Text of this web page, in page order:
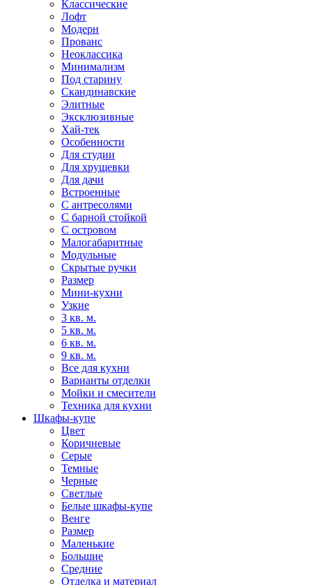
Классические
Лофт
Модерн
Прованс
Неоклассика
Минимализм
Под старину
Скандинавские
Элитные
Эксклюзивные
Хай-тек
Особенности
Для студии
Для хрущевки
Для дачи
Встроенные
С антресолями
С барной стойкой
С островом
Малогабаритные
Модульные
Скрытые ручки
Размер
Мини-кухни
Узкие
3 кв. м.
5 кв. м.
6 кв. м.
9 кв. м.
Все для кухни
Варианты отделки
Мойки и смесители
Техника для кухни
Шкафы-купе
Цвет
Коричневые
Серые
Темные
Черные
Светлые
Белые шкафы-купе
Венге
Размер
Маленькие
Большие
Средние
Отделка и материал